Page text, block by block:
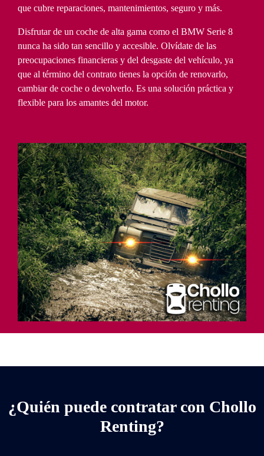
que cubre reparaciones, mantenimientos, seguro y más.
Disfrutar de un coche de alta gama como el BMW Serie 8
nunca ha sido tan sencillo y accesible. Olvídate de las
preocupaciones financieras y del desgaste del vehículo, ya
que al término del contrato tienes la opción de renovarlo,
cambiar de coche o devolverlo. Es una solución práctica y
flexible para los amantes del motor.
¿Quién puede contratar con Chollo
Renting?